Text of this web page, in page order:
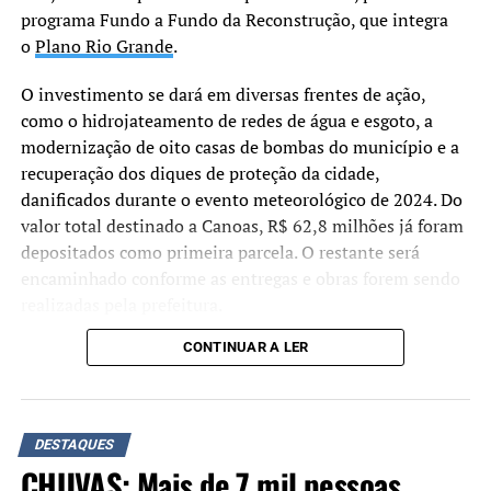
provas suficientes para condenar o ex-presidente e seus
aliados.
Demais condenações
Braga Netto: 26 anos– Seguindo o voto do relator
Alexandre de Moraes, a maioria da Primeira Turma do
STF determinou pena de 26 anos, inicialmente em
reclusão, para o general Walter Braga Netto.
Anderson Torres: 24 anos –
Anderson Torres.
Almir Garnier: 24 anos –Seguindo voto do relator
Alexandre de Moraes, a maioria da Primeira Turma
Garnier, ex-comandante da Marinha. Foi determinado 21
anos e 6 meses de reclusão e 2 anos e 6 meses de
programa Fundo a Fundo da Reconstrução, que integra
oPlano Rio Grande.
O investimento se dará em diversas frentes de ação,
como o hidrojateamento de redes de água e esgoto, a
modernização de oito casas de bombas do município e a
recuperação dos diques de proteção da cidade,
danificados durante o evento meteorológico de 2024. Do
valor total destinado a Canoas, R$ 62,8 milhões já foram
depositados como primeira parcela. O restante será
encaminhado conforme as entregas e obras forem sendo
“Não estamos apenas
assinando um convênio,
mas efetivamente
depositando os recursos.
CONTINUAR A LER
DESTAQUES